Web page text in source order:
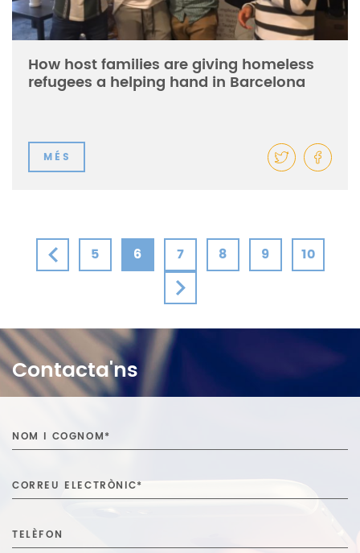
How host families are giving homeless
refugees a helping hand in Barcelona
MÉS
5 6 7 8 9 10
Contacta'ns